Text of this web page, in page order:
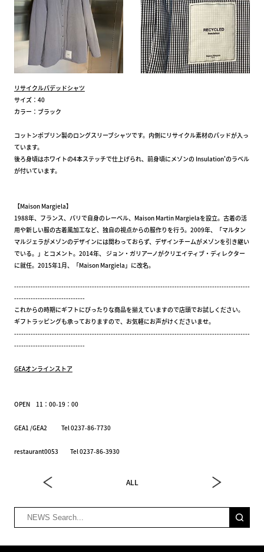
リサイクルパデッドシャツ
サイズ：40
カラー：ブラック
コットンポプリン製のロングスリーブシャツです。内側にリサイクル素材のパッドが入っ
ています。
後ろ身頃はホワイトの4本ステッチで仕上げられ、前身頃にメゾンの Insulation'のラベル
が付いています。
【Maison Margiela】
1988年、フランス、パリで自身のレーベル、Maison Martin Margielaを設立。古着の活
用や新しい服の古着風加工など、独自の視点からの服作りを行う。2009年、「マルタン
マルジェラがメゾンのデザインには関わっておらず、デザインチームがメゾンを引き継い
でいる。」とコメント。2014年、 ジョン・ガリアーノがクリエイティブ・ディレクター
に就任。2015年1月、「Maison Margiela」に改名。
----------------------------------------------------------------------------------------------------
------------------------------
これからの時期にギフトにぴったりな商品を揃えていますので店頭でお試しください。
ギフトラッピングも承っておりますので、お気軽にお声がけくださいませ。
----------------------------------------------------------------------------------------------------
------------------------------
GEAオンラインストア
OPEN 11：00-19：00
GEA1 /GEA2 Tel 0237-86-7730
restaurant0053 Tel 0237-86-3930
ALL